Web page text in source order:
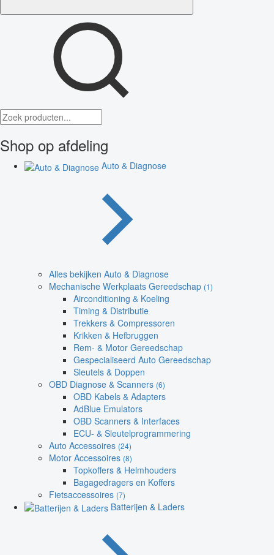
Shop op afdeling
Auto & Diagnose
Alles bekijken Auto & Diagnose
Mechanische Werkplaats Gereedschap (1)
Airconditioning & Koeling
Timing & Distributie
Trekkers & Compressoren
Krikken & Hefbruggen
Rem- & Motor Gereedschap
Gespecialiseerd Auto Gereedschap
Sleutels & Doppen
OBD Diagnose & Scanners (6)
OBD Kabels & Adapters
AdBlue Emulators
OBD Scanners & Interfaces
ECU- & Sleutelprogrammering
Auto Accessoires (24)
Motor Accessoires (8)
Topkoffers & Helmhouders
Bagagedragers en Koffers
Fietsaccessoires (7)
Batterijen & Laders